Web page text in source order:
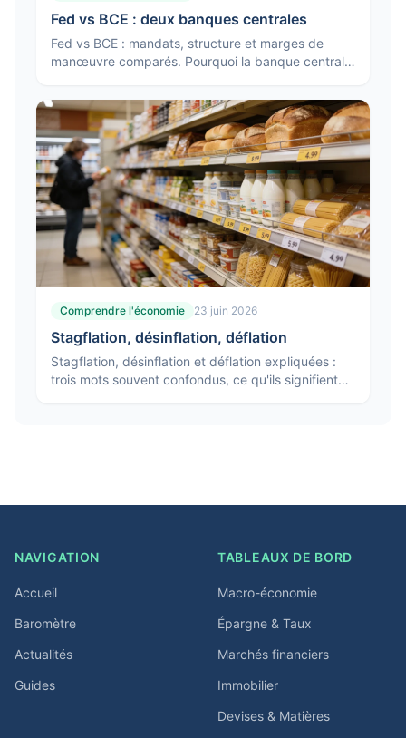
Fed vs BCE : deux banques centrales
Fed vs BCE : mandats, structure et marges de
manœuvre comparés. Pourquoi la banque centrale
la même façon.
Comprendre l'économie 23 juin 2026
Stagflation, désinflation, déflation
Stagflation, désinflation et déflation expliquées :
trois mots souvent confondus, ce qu'ils signifient
NAVIGATION
Accueil
Baromètre
Actualités
Guides
TABLEAUX DE BORD
Macro-économie
Épargne & Taux
Marchés financiers
Immobilier
Devises & Matières